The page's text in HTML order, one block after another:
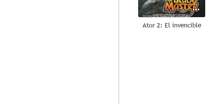
Ator 2: El invencible